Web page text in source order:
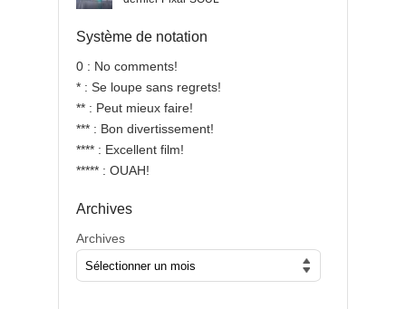
Système de notation
0 : No comments!
* : Se loupe sans regrets!
** : Peut mieux faire!
*** : Bon divertissement!
**** : Excellent film!
***** : OUAH!
Archives
Archives